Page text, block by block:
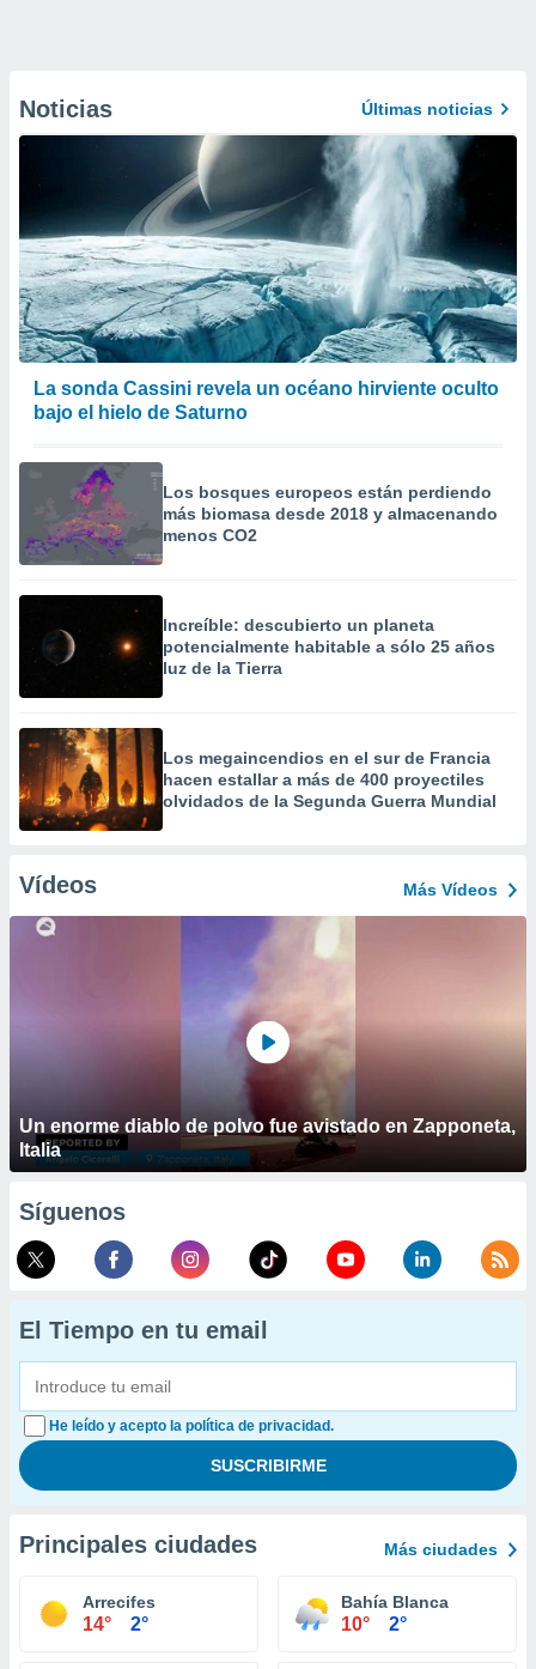
Noticias Últimas noticias
La sonda Cassini revela un océano hirviente oculto
bajo el hielo de Saturno
Los bosques europeos están perdiendo
más biomasa desde 2018 y almacenando
menos CO2
Increíble: descubierto un planeta
potencialmente habitable a sólo 25 años
luz de la Tierra
Los megaincendios en el sur de Francia
hacen estallar a más de 400 proyectiles
olvidados de la Segunda Guerra Mundial
Vídeos Más Vídeos
Un enorme diablo de polvo fue avistado en Zapponeta,
Italia
Síguenos
El Tiempo en tu email
He leído y acepto la política de privacidad.
Principales ciudades Más ciudades
Arrecifes
14° 2°
Bahía Blanca
10° 2°